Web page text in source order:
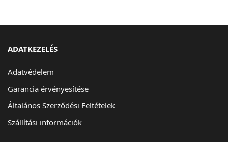
ADATKEZELÉS
Adatvédelem
Garancia érvényesítése
Általános Szerződési Feltételek
Szállítási információk